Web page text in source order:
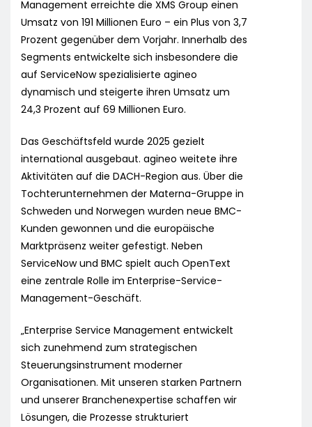
Management erreichte die XMS Group einen
Umsatz von 191 Millionen Euro – ein Plus von 3,7
Prozent gegenüber dem Vorjahr. Innerhalb des
Segments entwickelte sich insbesondere die
auf ServiceNow spezialisierte agineo
dynamisch und steigerte ihren Umsatz um
24,3 Prozent auf 69 Millionen Euro.
Das Geschäftsfeld wurde 2025 gezielt
international ausgebaut. agineo weitete ihre
Aktivitäten auf die DACH-Region aus. Über die
Tochterunternehmen der Materna-Gruppe in
Schweden und Norwegen wurden neue BMC-
Kunden gewonnen und die europäische
Marktpräsenz weiter gefestigt. Neben
ServiceNow und BMC spielt auch OpenText
eine zentrale Rolle im Enterprise-Service-
Management-Geschäft.
„Enterprise Service Management entwickelt
sich zunehmend zum strategischen
Steuerungsinstrument moderner
Organisationen. Mit unseren starken Partnern
und unserer Branchenexpertise schaffen wir
Lösungen, die Prozesse strukturiert